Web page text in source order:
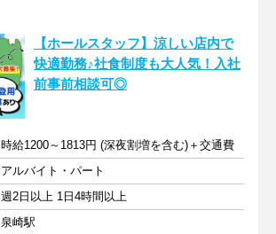
【ホールスタッフ】涼しい店内で
快適勤務♪社食制度も大人気！入社
前事前相談可◎
時給1200～1813円 (深夜割増を含む)＋交通費
アルバイト・パート
週2日以上 1日4時間以上
泉崎駅